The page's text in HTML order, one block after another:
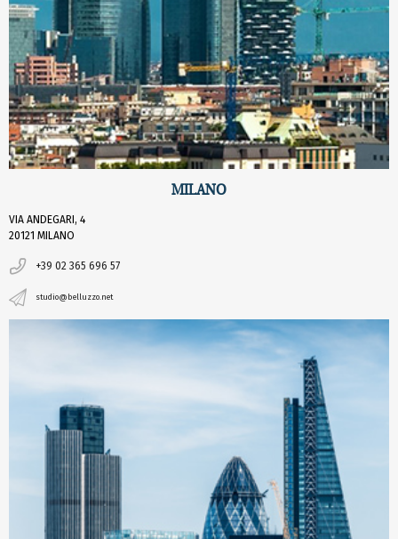
MILANO
VIA ANDEGARI, 4
20121 MILANO
+39 02 365 696 57
studio@belluzzo.net